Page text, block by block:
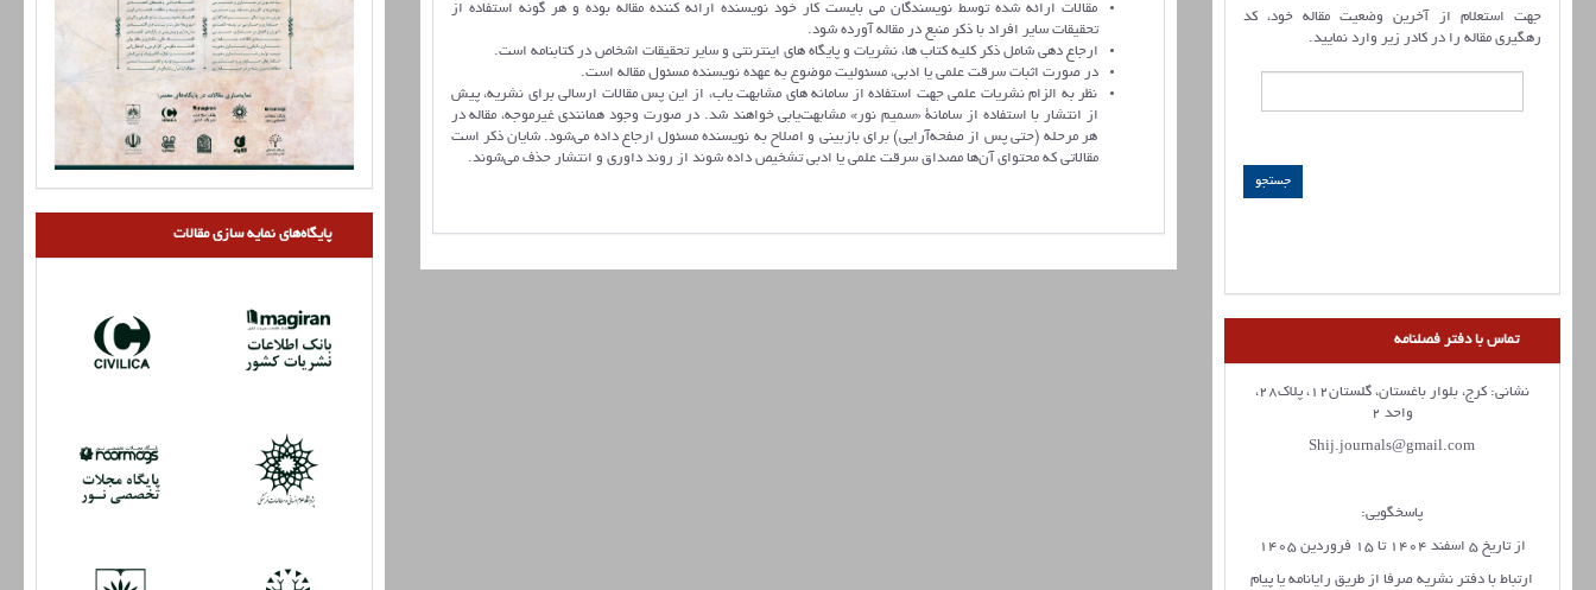
جهت استعلام از آخرین وضعیت مقاله خود، کد
رهگیری مقاله را در کادر زیر وارد نمایید.
تماس با دفتر فصلنامه
نشانی: کرج، بلوار باغستان، گلستان12، پلاک28،
واحد 2
Shij.journals@gmail.com
پاسخگویی:
از تاریخ 5 اسفند 1404 تا 15 فروردین 1405
ارتباط با دفتر نشریه صرفا از طریق رایانامه یا پیام
مقالات ارائه شده توسط نویسندگان می بایست کار خود نویسنده ارائه کننده مقاله بوده و هر گونه استفاده از
تحقیقات سایر افراد با ذکر منبع در مقاله آورده شود.
ارجاع دهی شامل ذکر کلیه کتاب ها، نشریات و پایگاه های اینترنتی و سایر تحقیقات اشخاص در کتابنامه است.
در صورت اثبات سرقت علمی یا ادبی، مسئولیت موضوع به عهده نویسنده مسئول مقاله است.
نظر به الزام نشریات علمی جهت استفاده از سامانه های مشابهت یاب، از این پس مقالات ارسالی برای نشریه، پیش
از انتشار با استفاده از سامانۀ «سمیم نور» مشابهت‌یابی خواهند شد. در صورت وجود همانندی غیرموجه، مقاله در
هر مرحله (حتی پس از صفحه‌آرایی) برای بازبینی و اصلاح به نویسنده مسئول ارجاع داده می‌شود. شایان ذکر است
مقالاتی که محتوای آن‌ها مصداق سرقت علمی یا ادبی تشخیص داده شوند از روند داوری و انتشار حذف می‌شوند.
پایگاه‌های نمایه سازی مقالات